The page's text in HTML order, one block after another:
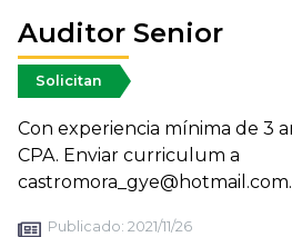
Auditor Senior
Solicitan
Con experiencia mínima de 3
CPA. Enviar curriculum a
castromora_gye@hotmail.com.
Publicado: 2021/11/26